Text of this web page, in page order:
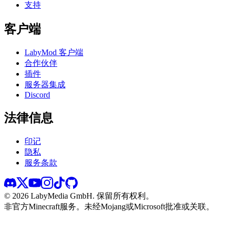
支持
客户端
LabyMod 客户端
合作伙伴
插件
服务器集成
Discord
法律信息
印记
隐私
服务条款
© 2026 LabyMedia GmbH. 保留所有权利。
非官方Minecraft服务。未经Mojang或Microsoft批准或关联。